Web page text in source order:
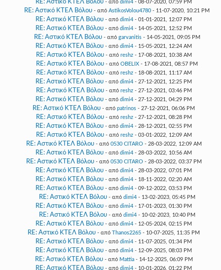
RE: Αστικό ΚΤΕΛ Βόλου - από dimi4 - 08-07-2020, 07:59 PM
RE: Αστικό ΚΤΕΛ Βόλου - από AstikosVolou4780 - 11-07-2020, 10:21 PM
RE: Αστικό ΚΤΕΛ Βόλου - από dimi4 - 01-01-2021, 12:07 PM
RE: Αστικό ΚΤΕΛ Βόλου - από dimi4 - 14-05-2021, 12:52 PM
RE: Αστικό ΚΤΕΛ Βόλου - από garvanitis- 14-05-2021, 09:05 PM
RE: Αστικό ΚΤΕΛ Βόλου - από dimi4 - 15-05-2021, 12:24 AM
RE: Αστικό ΚΤΕΛ Βόλου - από reshz- 17-08-2021, 10:38 AM
RE: Αστικό ΚΤΕΛ Βόλου - από OBELIX - 17-08-2021, 08:57 PM
RE: Αστικό ΚΤΕΛ Βόλου - από reshz- 18-08-2021, 11:17 AM
RE: Αστικό ΚΤΕΛ Βόλου - από dimi4 - 27-12-2021, 12:25 PM
RE: Αστικό ΚΤΕΛ Βόλου - από reshz- 27-12-2021, 03:46 PM
RE: Αστικό ΚΤΕΛ Βόλου - από dimi4 - 27-12-2021, 04:29 PM
RE: Αστικό ΚΤΕΛ Βόλου - από patrinos - 27-12-2021, 06:06 PM
RE: Αστικό ΚΤΕΛ Βόλου - από reshz- 27-12-2021, 08:28 PM
RE: Αστικό ΚΤΕΛ Βόλου - από dimi4 - 28-12-2021, 02:55 PM
RE: Αστικό ΚΤΕΛ Βόλου - από reshz- 03-01-2022, 12:09 AM
RE: Αστικό ΚΤΕΛ Βόλου - από 0530 CITARO- 28-03-2022, 12:09 AM
RE: Αστικό ΚΤΕΛ Βόλου - από dimi4 - 28-03-2022, 10:56 AM
RE: Αστικό ΚΤΕΛ Βόλου - από 0530 CITARO- 28-03-2022, 03:37 PM
RE: Αστικό ΚΤΕΛ Βόλου - από dimi4 - 28-03-2022, 07:01 PM
RE: Αστικό ΚΤΕΛ Βόλου - από dimi4 - 18-11-2022, 02:20 AM
RE: Αστικό ΚΤΕΛ Βόλου - από dimi4 - 09-12-2022, 03:53 PM
RE: Αστικό ΚΤΕΛ Βόλου - από dimi4- 13-02-2023, 05:45 PM
RE: Αστικό ΚΤΕΛ Βόλου - από dimi4 - 17-01-2023, 01:30 PM
RE: Αστικό ΚΤΕΛ Βόλου - από dimi4- 10-02-2023, 10:40 PM
RE: Αστικό ΚΤΕΛ Βόλου - από dimi4 - 12-05-2024, 02:15 PM
RE: Αστικό ΚΤΕΛ Βόλου - από Thanos2265 - 10-07-2025, 11:35 PM
RE: Αστικό ΚΤΕΛ Βόλου - από dimi4 - 11-07-2025, 01:34 PM
RE: Αστικό ΚΤΕΛ Βόλου - από dimi4 - 12-09-2025, 08:03 PM
RE: Αστικό ΚΤΕΛ Βόλου - από Mattia- 14-12-2025, 06:09 PM
RE: Αστικό ΚΤΕΛ Βόλου - από dimi4 - 10-01-2026, 01:22 PM